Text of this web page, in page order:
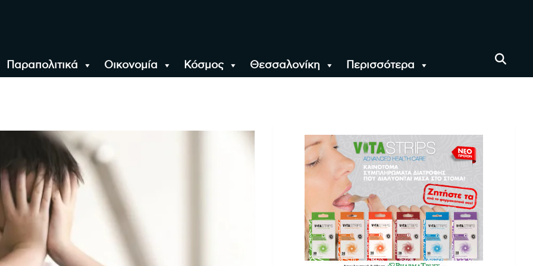
Παραπολιτικά Οικονομία Κόσμος Θεσσαλονίκη Περισσότερα